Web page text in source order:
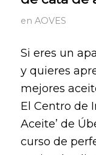
en AOVES
Si eres un
y quieres
mejores
El Centro de
Aceite’ de
curso de